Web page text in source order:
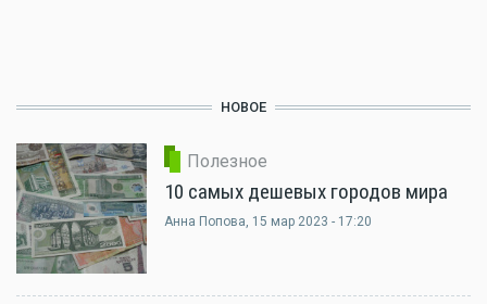
НОВОЕ
Полезное
10 самых дешевых городов мира
Анна Попова, 15 мар 2023 - 17:20